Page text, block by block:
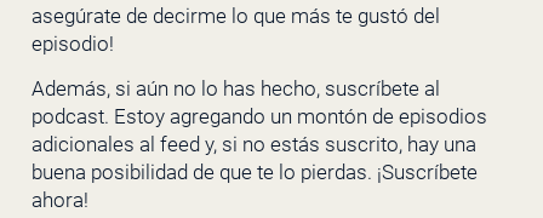
asegúrate de decirme lo que más te gustó del
episodio!
Además, si aún no lo has hecho, suscríbete al
podcast. Estoy agregando un montón de episodios
adicionales al feed y, si no estás suscrito, hay una
buena posibilidad de que te lo pierdas. ¡Suscríbete
ahora!